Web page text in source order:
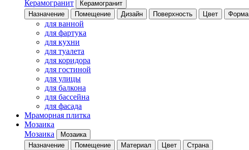
Керамогранит
Керамогранит
Назначение
Помещение Дизайн Поверхность Цвет Форма
для ванной
для фартука
для кухни
для туалета
для коридора
для гостиной
для улицы
для балкона
для бассейна
для фасада
Мраморная плитка
Мозаика
Мозаика
Мозаика
Назначение
Помещение Материал Цвет Страна